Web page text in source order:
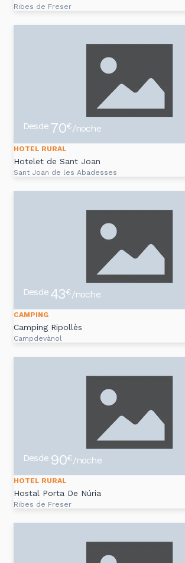
Ribes de Freser
Desde 70€/noche
HOTEL RURAL
Hotelet de Sant Joan
Sant Joan de les Abadesses
Desde 43€/noche
CAMPING
Camping Ripollès
Campdevànol
Desde 90€/noche
HOTEL RURAL
Hostal Porta De Núria
Ribes de Freser